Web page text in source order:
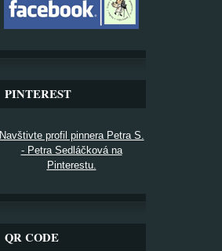
PINTEREST
Navštivte profil pinnera Petra S.
- Petra Sedláčková na
Pinterestu.
QR CODE